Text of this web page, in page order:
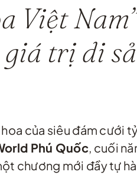
Việt
trị di
của siêu đám cưới
Phú Quốc, cuối
chương mới đầy tự